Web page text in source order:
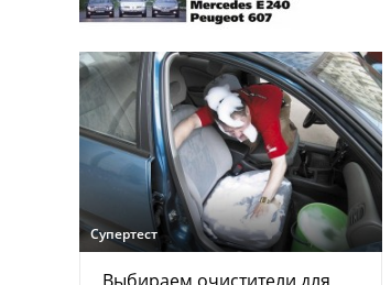
Супертест